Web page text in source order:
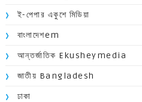
ই-পেপার একুশে মিডিয়া
বাংলাদেশem
আন্তর্জাতিক Ekusheymedia
জাতীয় Bangladesh
ঢাকা